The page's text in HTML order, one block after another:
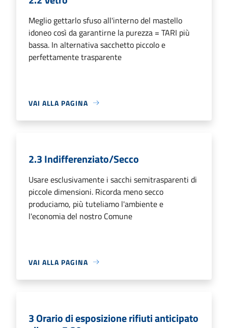
Meglio gettarlo sfuso all'interno del mastello
idoneo così da garantirne la purezza = TARI più
bassa. In alternativa sacchetto piccolo e
perfettamente trasparente
VAI ALLA PAGINA
2.3 Indifferenziato/Secco
Usare esclusivamente i sacchi semitrasparenti di
piccole dimensioni. Ricorda meno secco
produciamo, più tuteliamo l'ambiente e
l'economia del nostro Comune
VAI ALLA PAGINA
3 Orario di esposizione rifiuti anticipato